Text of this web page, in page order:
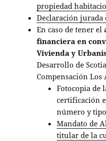
propiedad
Declaración jurada
En caso de tener el
financiera en
Vivienda y
Desarrollo de
Compensación Los
Fotocopia de
certificación
número y
Mandato de
titular de la